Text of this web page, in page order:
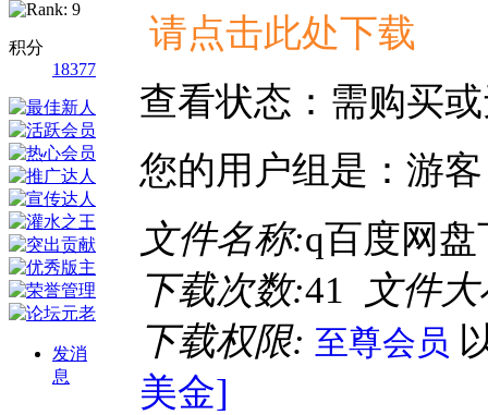
积分
18377
发消
息
请点击此处下载
查看状态：需购买
您的用户组是：游客
文件名称:q百度网
下载次数:41
文件
下载权限: 至尊会员
美金]